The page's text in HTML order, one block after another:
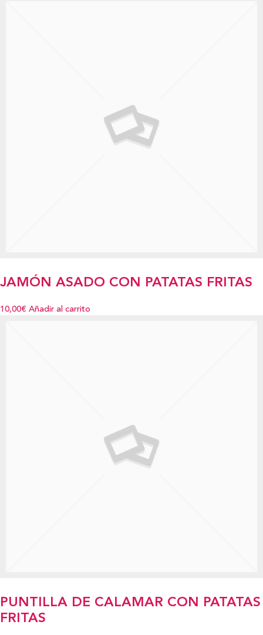
JAMÓN ASADO CON PATATAS FRITAS
10,00€ Añadir al carrito
PUNTILLA DE CALAMAR CON PATATAS
FRITAS